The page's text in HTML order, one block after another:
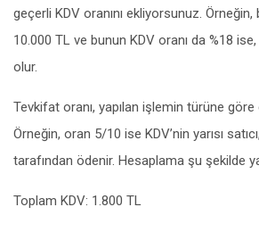
geçerli KDV oranını ekliyorsunuz.
10.000 TL ve bunun KDV oranı da %18
olur.
Tevkifat oranı, yapılan işlemin türüne
Örneğin, oran 5/10 ise KDV’nin yarısı satıcı,
tarafından ödenir. Hesaplama şu şekilde
Toplam KDV: 1.800 TL